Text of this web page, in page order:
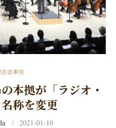
楽事情
本拠が「ラジオ・
称を変更
2021-01-10